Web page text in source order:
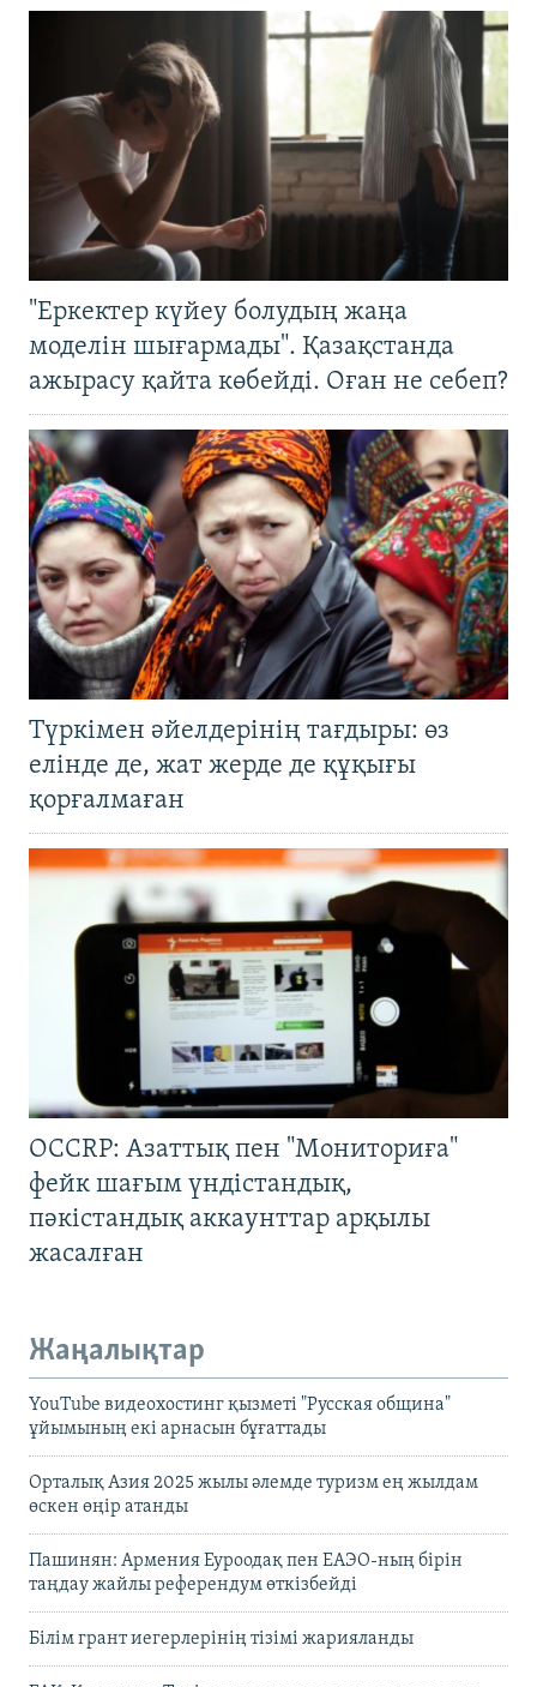
"Еркектер күйеу болудың жаңа
моделін шығармады". Қазақстанда
ажырасу қайта көбейді. Оған не себеп?
Түркімен әйелдерінің тағдыры: өз
елінде де, жат жерде де құқығы
қорғалмаған
OCCRP: Азаттық пен "Мониториға"
фейк шағым үндістандық,
пәкістандық аккаунттар арқылы
жасалған
Жаңалықтар
YouTube видеохостинг қызметі "Русская община"
ұйымының екі арнасын бұғаттады
Орталық Азия 2025 жылы әлемде туризм ең жылдам
өскен өңір атанды
Пашинян: Армения Еуроодақ пен ЕАЭО-ның бірін
таңдау жайлы референдум өткізбейді
Білім грант иегерлерінің тізімі жарияланды